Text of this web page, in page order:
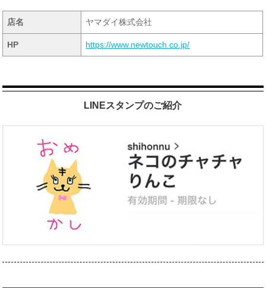
店名 ヤマダイ株式会社
HP https://www.newtouch.co.jp/
LINEスタンプのご紹介